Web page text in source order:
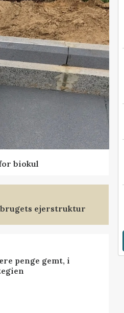
biokul
ejerstruktur
penge gemt, i